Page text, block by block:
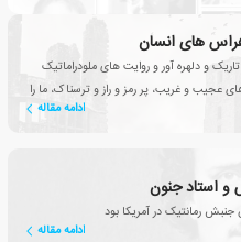
های انسان
و دلهره آور و روایت های ملودراماتیک
عجیب و غریب، پر رمز و راز و ترسناک، ما را
ادامه مقاله
و استاد جنون
جنبش رمانتیک در آمریکا بود
ادامه مقاله